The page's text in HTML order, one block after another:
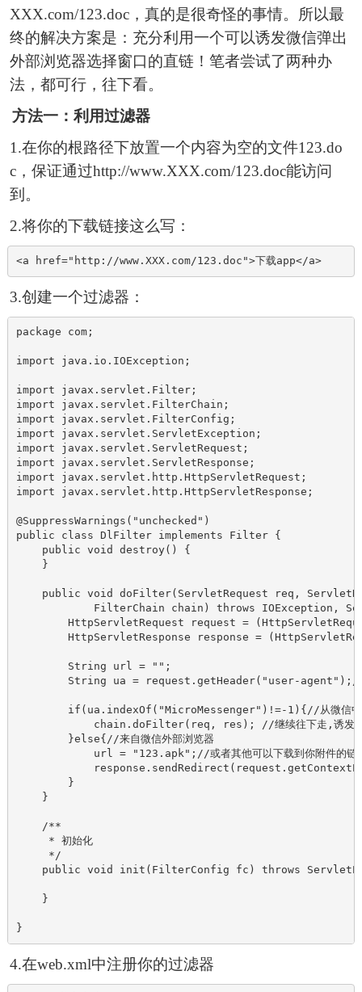
XXX.com/123.doc，真的是很奇怪的事情。所以最
终的解决方案是：充分利用一个可以诱发微信弹出
外部浏览器选择窗口的直链！笔者尝试了两种办
法，都可行，往下看。
方法一：利用过滤器
1.在你的根路径下放置一个内容为空的文件123.do
c，保证通过http://www.XXX.com/123.doc能访问
到。
2.将你的下载链接这么写：
<a href="http://www.XXX.com/123.doc">下载app</a>
3.创建一个过滤器：
package com;
import java.io.IOException;
import javax.servlet.Filter;
import javax.servlet.FilterChain;
import javax.servlet.FilterConfig;
import javax.servlet.ServletException;
import javax.servlet.ServletRequest;
import javax.servlet.ServletResponse;
import javax.servlet.http.HttpServletRequest;
import javax.servlet.http.HttpServletResponse;
@SuppressWarnings("unchecked")
public class DlFilter implements Filter {
public void destroy() {
}
public void doFilter(ServletRequest req,
FilterChain chain) throws IOException,
HttpServletRequest request =
HttpServletResponse response =
String url = "";
String ua = request.getHeader("user-agent");//
if(ua.indexOf("MicroMessenger")!=-1){//从微信中过
chain.doFilter(req, res); //继续往下走,诱发微信弹
}else{//来自微信外部浏览器
url = "123.apk";//或者其他可以下载到你附件的链接
}
}
/**
* 初始化
*/
public void init(FilterConfig fc) throws
}
}
4.在web.xml中注册你的过滤器